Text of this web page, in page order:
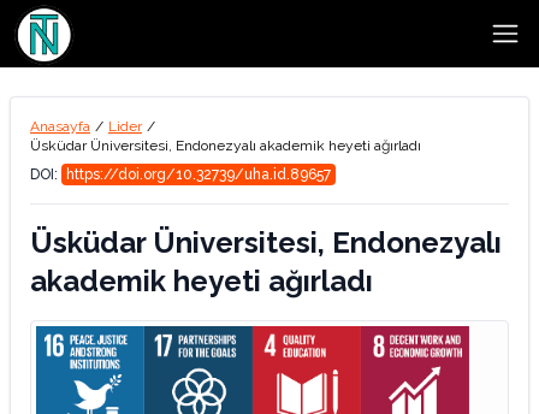
Anasayfa / Lider /
Üsküdar Üniversitesi, Endonezyalı akademik heyeti ağırladı
DOI:
https://doi.org/10.32739/uha.id.89657
Üsküdar Üniversitesi, Endonezyalı
akademik heyeti ağırladı